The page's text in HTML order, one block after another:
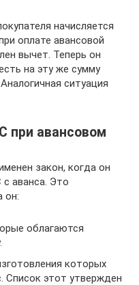
начисляется
оплате авансовой
вычет. Теперь он
на эту же сумму
ситуация
при авансовом
закон, когда он
аванса. Это
он:
облагаются
которых
Список этот утвержден